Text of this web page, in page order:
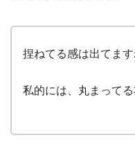
捏ねてる感は出てます
私的には、丸まって